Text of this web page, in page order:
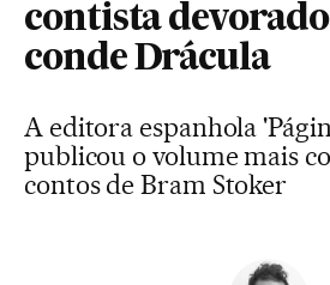
contista
conde Drácula
A editora espanhola
publicou o volume mais
contos de Bram Stoker